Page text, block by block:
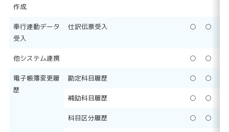
作成
奉行連動データ
受入
仕訳伝票受入 ○ ○
他システム連携 ○ ○
電子帳簿変更履
歴
勘定科目履歴 ○ ○
補助科目履歴 ○ ○
科目区分履歴 ○ ○